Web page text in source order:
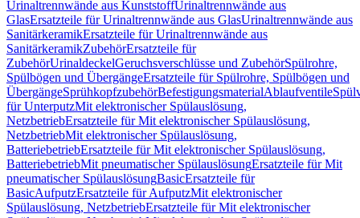
Urinaltrennwände aus KunststoffUrinaltrennwände aus
GlasErsatzteile für Urinaltrennwände aus GlasUrinaltrennwände aus
SanitärkeramikErsatzteile für Urinaltrennwände aus
SanitärkeramikZubehörErsatzteile für
ZubehörUrinaldeckelGeruchsverschlüsse und ZubehörSpülrohre,
Spülbögen und ÜbergängeErsatzteile für Spülrohre, Spülbögen und
ÜbergängeSprühkopfzubehörBefestigungsmaterialAblaufventile
für UnterputzMit elektronischer Spülauslösung,
NetzbetriebErsatzteile für Mit elektronischer Spülauslösung,
NetzbetriebMit elektronischer Spülauslösung,
BatteriebetriebErsatzteile für Mit elektronischer Spülauslösung,
BatteriebetriebMit pneumatischer SpülauslösungErsatzteile für Mit
pneumatischer SpülauslösungBasicErsatzteile für
BasicAufputzErsatzteile für AufputzMit elektronischer
Spülauslösung, NetzbetriebErsatzteile für Mit elektronischer